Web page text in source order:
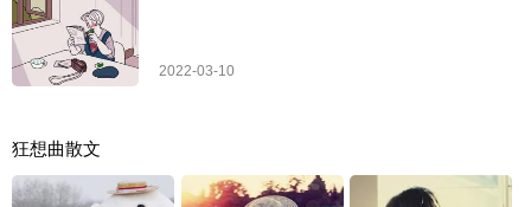
2022-03-10
狂想曲散文